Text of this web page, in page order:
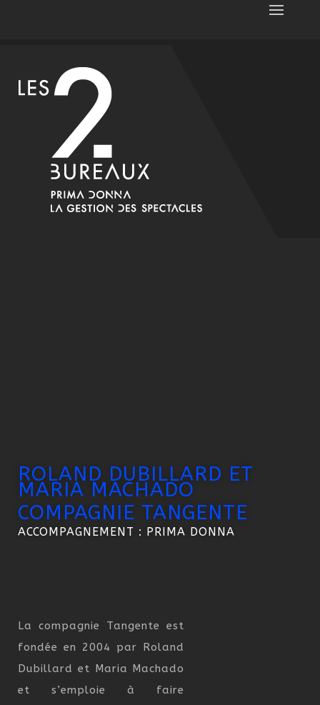
ROLAND DUBILLARD ET
MARIA MACHADO
COMPAGNIE TANGENTE
ACCOMPAGNEMENT : PRIMA DONNA
La compagnie Tangente est
fondée en 2004 par Roland
Dubillard et Maria Machado
et s’emploie à faire